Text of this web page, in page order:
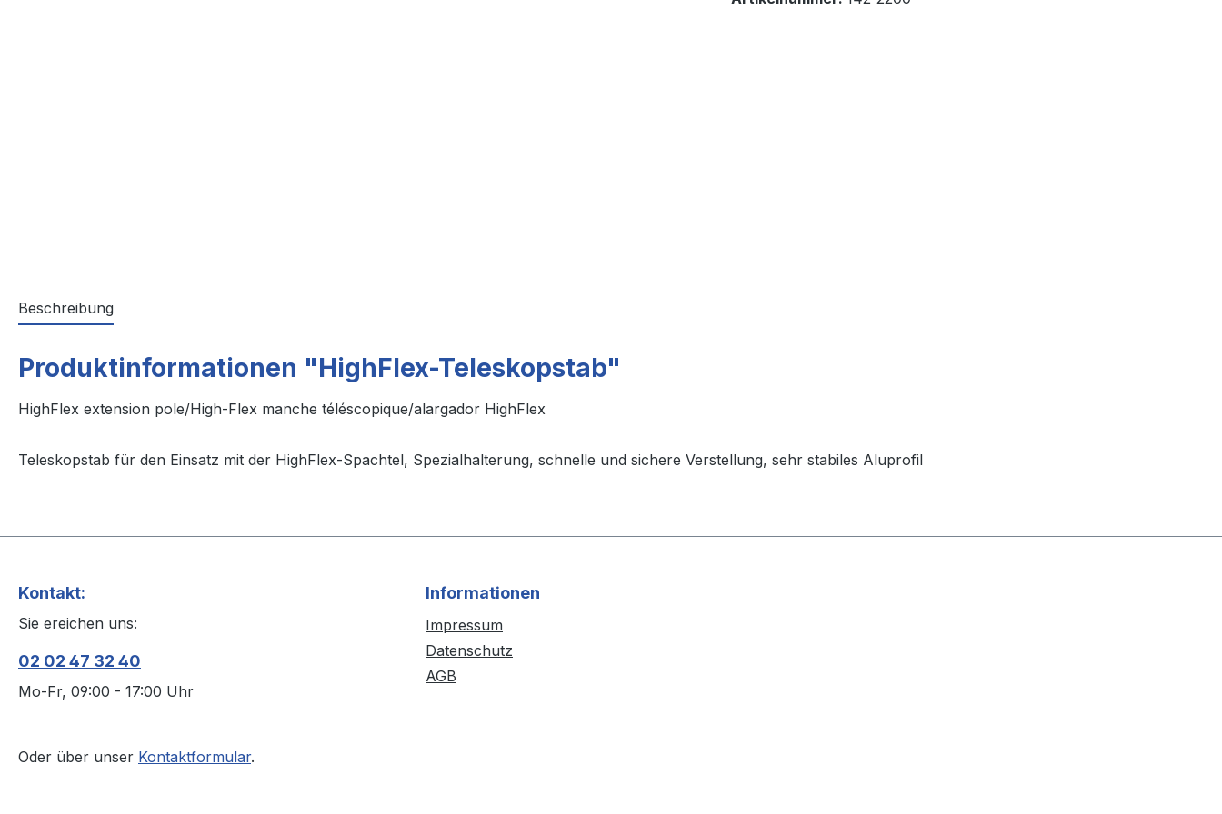
Beschreibung
Produktinformationen "HighFlex-Teleskopstab"
HighFlex extension pole/High-Flex manche téléscopique/alargador HighFlex
Teleskopstab für den Einsatz mit der HighFlex-Spachtel, Spezialhalterung, schnelle und sichere Verstellung, sehr stabiles Aluprofil
Kontakt:
Sie ereichen uns:
02 02 47 32 40
Mo-Fr, 09:00 - 17:00 Uhr
Oder über unser Kontaktformular.
Informationen
Impressum
Datenschutz
AGB